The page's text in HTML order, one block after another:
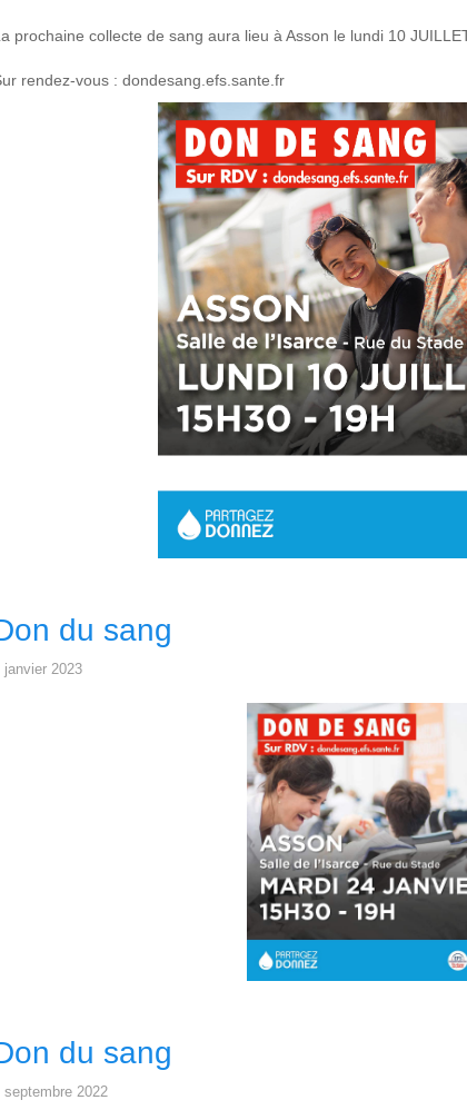
prochaine collecte de sang aura lieu à Asson le lundi 10
rendez-vous : dondesang.efs.sante.fr
du sang
janvier 2023
du sang
septembre 2022